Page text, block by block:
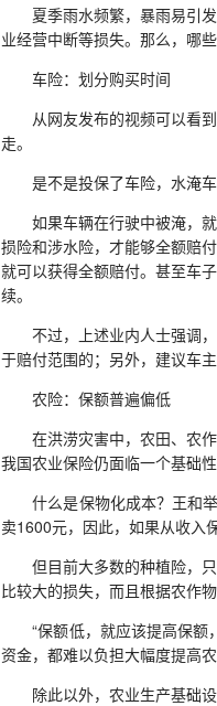
夏季雨水频繁，暴雨易引发
业经营中断等损失。那么，哪
车险：划分购买时间
从网友发布的视频可以看到
走。
是不是投保了车险，水淹车
如果车辆在行驶中被淹，就
损险和涉水险，才能够全额赔
就可以获得全额赔付。甚至车
续。
不过，上述业内人士强调，
于赔付范围的；另外，建议车
农险：保额普遍偏低
在洪涝灾害中，农田、农作
我国农业保险仍面临一个基础
什么是保物化成本？王和举
卖1600元，因此，如果从收入
但目前大多数的种植险，只
比较大的损失，而且根据农作
“保额低，就应该提高保额
资金，都难以负担大幅度提高
除此以外，农业生产基础设